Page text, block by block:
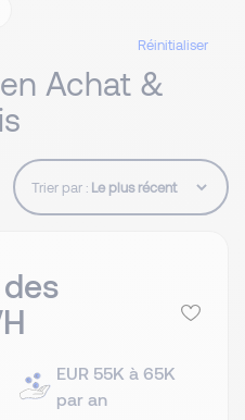
Réinitialiser
Achat &
Trier par :
EUR 55K à 65K
par an